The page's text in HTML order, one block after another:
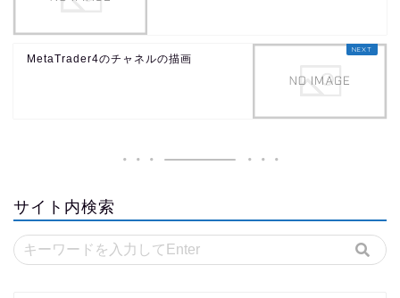
MetaTrader4のチャネルの描画
サイト内検索